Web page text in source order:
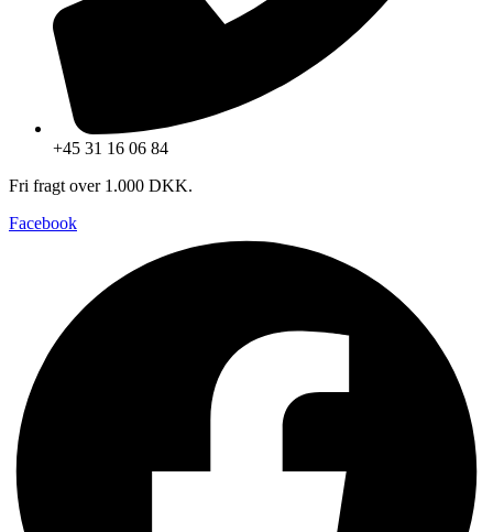
+45 31 16 06 84
Fri fragt over 1.000 DKK.
Facebook